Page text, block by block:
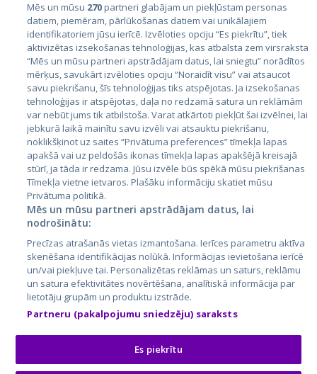
Valstis
Igaunija
Latvija
Lietuva
City24.lv
City24.ee
GetaPro.lv
GetaPro.ee
Skelbiu.lt
Autoplius.lt
Aruodas.lt
CVbankas.lt
Kainos.lt
Paslaugos.lt
auto24.ee
Osta.ee
KuldneBörs.ee
Mēs un mūsu 270partneri glabājam un piekļūstam personas
datiem, piemēram, pārlūkošanas datiem vai unikālajiem
identifikatoriem jūsu ierīcē. Izvēloties opciju “Es piekrītu”, tiek
aktivizētas izsekošanas tehnoloģijas, kas atbalsta zem virsraksta
“Mēs un mūsu partneri apstrādājam datus, lai sniegtu” norādītos
mērķus, savukārt izvēloties opciju “Noraidīt visu” vai atsaucot
savu piekrišanu, šīs tehnoloģijas tiks atspējotas. Ja izsekošanas
tehnoloģijas ir atspējotas, daļa no redzamā satura un reklāmām
var nebūt jums tik atbilstoša. Varat atkārtoti piekļūt šai izvēlnei, lai
jebkurā laikā mainītu savu izvēli vai atsauktu piekrišanu,
noklikšķinot uz saites “Privātuma preferences” tīmekļa lapas
apakšā vai uz peldošās ikonas tīmekļa lapas apakšējā kreisajā
stūrī, ja tāda ir redzama. Jūsu izvēle būs spēkā mūsu piekrišanas
Tīmekļa vietne ietvaros. Plašāku informāciju skatiet mūsu
Privātuma politikā.
Mēs un mūsu partneri apstrādājam datus, lai
nodrošinātu:
Precīzas atrašanās vietas izmantošana. Ierīces parametru aktīva
skenēšana identifikācijas nolūkā. Informācijas ievietošana ierīcē
un/vai piekļuve tai. Personalizētas reklāmas un saturs, reklāmu
un satura efektivitātes novērtēšana, analītiskā informācija par
lietotāju grupām un produktu izstrāde.
Partneru (pakalpojumu sniedzēju) saraksts
Es piekrītu